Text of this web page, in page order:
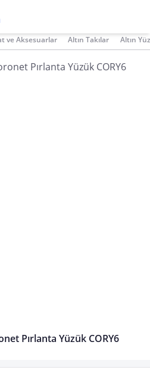
ve Aksesuarlar Altın Takılar Altın
Pırlanta Yüzük CORY6